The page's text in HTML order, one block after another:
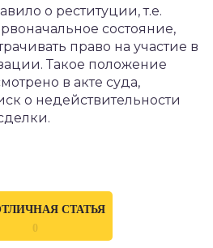
о реституции, т.е.
состояние,
право на участие в
Такое положение
в акте суда,
о недействительности
СТАТЬЯ
0